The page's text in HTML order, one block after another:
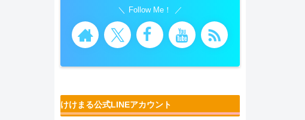
Follow Me！
けけまる公式LINEアカウント